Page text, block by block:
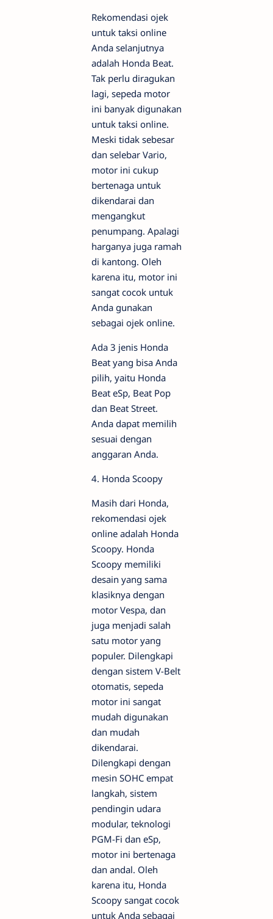
Rekomendasi ojek
untuk taksi online
Anda selanjutnya
adalah Honda Beat.
Tak perlu diragukan
lagi, sepeda motor
ini banyak digunakan
untuk taksi online.
Meski tidak sebesar
dan selebar Vario,
motor ini cukup
bertenaga untuk
dikendarai dan
mengangkut
penumpang. Apalagi
harganya juga ramah
di kantong. Oleh
karena itu, motor ini
sangat cocok untuk
Anda gunakan
sebagai ojek online.
Ada 3 jenis Honda
Beat yang bisa Anda
pilih, yaitu Honda
Beat eSp, Beat Pop
dan Beat Street.
Anda dapat memilih
sesuai dengan
anggaran Anda.
4. Honda Scoopy
Masih dari Honda,
rekomendasi ojek
online adalah Honda
Scoopy. Honda
Scoopy memiliki
desain yang sama
klasiknya dengan
motor Vespa, dan
juga menjadi salah
satu motor yang
populer. Dilengkapi
dengan sistem V-Belt
otomatis, sepeda
motor ini sangat
mudah digunakan
dan mudah
dikendarai.
Dilengkapi dengan
mesin SOHC empat
langkah, sistem
pendingin udara
modular, teknologi
PGM-Fi dan eSp,
motor ini bertenaga
dan andal. Oleh
karena itu, Honda
Scoopy sangat cocok
untuk Anda sebagai